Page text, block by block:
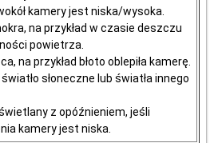
kamery jest niska/wysoka.
na przykład w czasie deszczu
powietrza.
na przykład błoto oblepiła kamerę.
słoneczne lub światła innego
z opóźnieniem, jeśli
kamery jest niska.